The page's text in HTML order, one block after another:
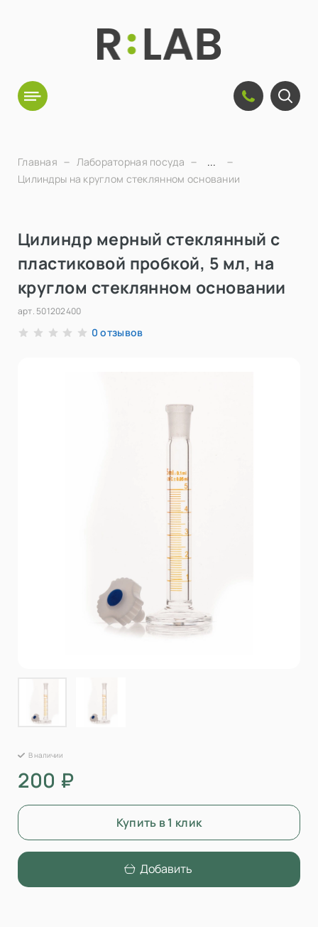
Главная Лабораторная посуда
...
Цилиндры на круглом стеклянном основании
Цилиндр мерный стеклянный с
пластиковой пробкой, 5 мл, на
круглом стеклянном основании
арт. 501202400
0 отзывов
В наличии
200 ₽
Купить в 1 клик
Добавить